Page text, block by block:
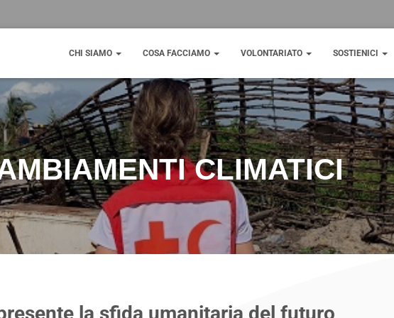
CHI SIAMO COSA FACCIAMO VOLONTARIATO SOSTIENICI
CLIMATICI